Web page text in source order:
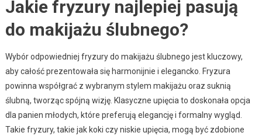
Jakie fryzury najlepiej pasują
do makijażu ślubnego?
Wybór odpowiedniej fryzury do makijażu ślubnego jest kluczowy,
aby całość prezentowała się harmonijnie i elegancko. Fryzura
powinna współgrać z wybranym stylem makijażu oraz suknią
ślubną, tworząc spójną wizję. Klasyczne upięcia to doskonała opcja
dla panien młodych, które preferują elegancję i formalny wygląd.
Takie fryzury, takie jak koki czy niskie upięcia, mogą być zdobione